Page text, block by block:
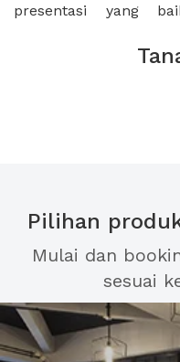
presentasi yang
Pilihan
Mulai dan
sesuai